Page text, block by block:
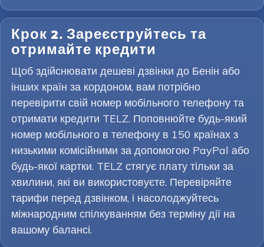
Крок 2. Зареєструйтесь та
отримайте кредити
Щоб здійснювати дешеві дзвінки до Бенін або
інших країн за кордоном, вам потрібно
перевірити свій номер мобільного телефону та
отримати кредити TELZ. Поповнюйте будь-який
номер мобільного в телефону в 150 країнах з
низькими комісійними за допомогою PayPal або
будь-якої картки. TELZ стягує плату тільки за
хвилини, які ви використовуєте. Перевіряйте
тарифи перед дзвінком, і насолоджуйтесь
міжнародним спілкуванням без терміну дії на
вашому балансі.